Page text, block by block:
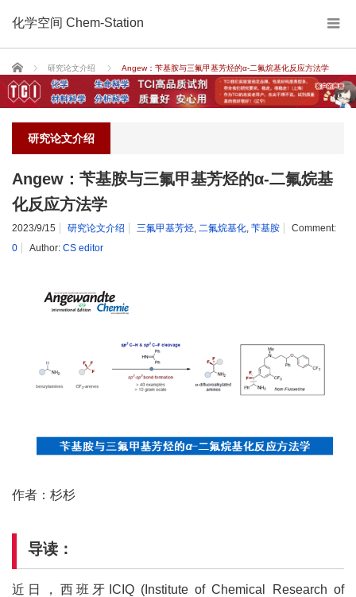
化学空间 Chem-Station
Home 研究论文介绍 Angew：苄基胺与三氟甲基芳烃的α-二氟烷基化反应方法学
研究论文介绍
Angew：苄基胺与三氟甲基芳烃的α-二氟烷基
化反应方法学
2023/9/15 研究论文介绍 三氟甲基芳烃 二氟烷基化 苄基胺
Comment:
0
Author: CS editor
作者：杉杉
导读：
近日，西班牙ICIQ (Institute of Chemical Research of